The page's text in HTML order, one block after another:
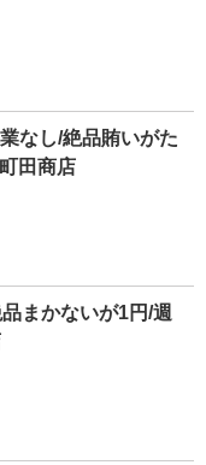
なし/絶品賄いがた
田商店
まかないが1円/週